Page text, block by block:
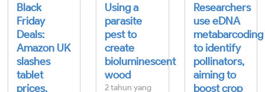
Black
Friday
Deals:
Amazon UK
slashes
tablet
prices,
Using a
parasite
pest to
create
bioluminescent
wood
2 tahun yang
Researchers
use eDNA
metabarcoding
to identify
pollinators,
aiming to
boost crop